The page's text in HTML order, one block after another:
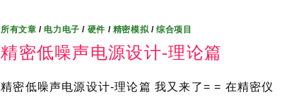
所有文章 / 电力电子 / 硬件 / 精密模拟 / 综合项目
精密低噪声电源设计-理论篇
精密低噪声电源设计-理论篇 我又来了= = 在精密仪